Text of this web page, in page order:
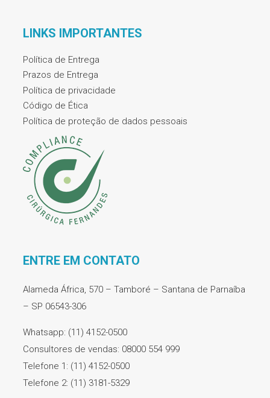
LINKS IMPORTANTES
Política de Entrega
Prazos de Entrega
Política de privacidade
Código de Ética
Política de proteção de dados pessoais
ENTRE EM CONTATO
Alameda África, 570 – Tamboré – Santana de Parnaíba
– SP 06543-306
Whatsapp: (11) 4152-0500
Consultores de vendas: 08000 554 999
Telefone 1: (11) 4152-0500
Telefone 2: (11) 3181-5329